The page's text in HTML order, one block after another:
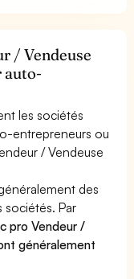
/ Vendeuse
auto-
les sociétés
entrepreneurs ou
/ Vendeuse
des
sociétés. Par
pro Vendeur /
généralement